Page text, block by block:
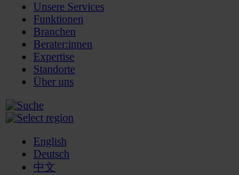
Unsere Services
Funktionen
Branchen
Berater:innen
Expertise
Standorte
Über uns
English
Deutsch
中文